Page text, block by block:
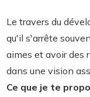
Le travers du
qu'il s'arrête
aimes et avoir des
dans une vision
Ce que je te